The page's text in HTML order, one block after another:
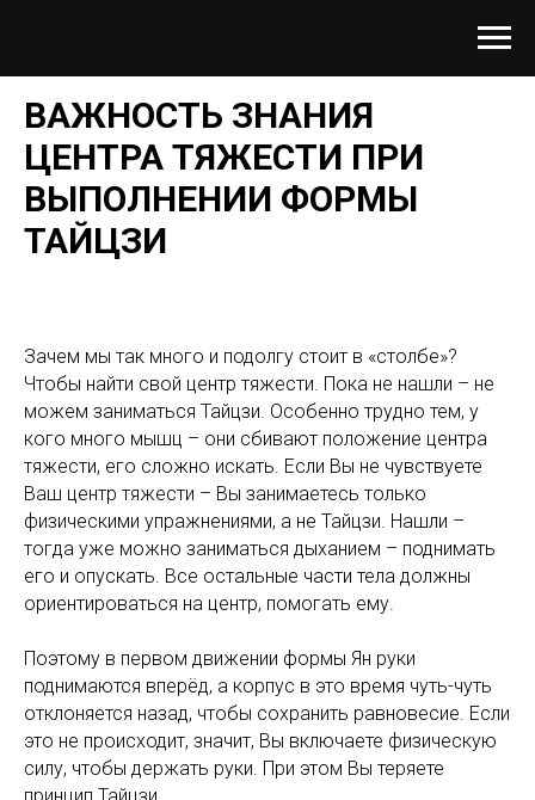
ВАЖНОСТЬ ЗНАНИЯ
ЦЕНТРА ТЯЖЕСТИ ПРИ
ВЫПОЛНЕНИИ ФОРМЫ
ТАЙЦЗИ
Зачем мы так много и подолгу стоит в «столбе»?
Чтобы найти свой центр тяжести. Пока не нашли – не
можем заниматься Тайцзи. Особенно трудно тем, у
кого много мышц – они сбивают положение центра
тяжести, его сложно искать. Если Вы не чувствуете
Ваш центр тяжести – Вы занимаетесь только
физическими упражнениями, а не Тайцзи. Нашли –
тогда уже можно заниматься дыханием – поднимать
его и опускать. Все остальные части тела должны
ориентироваться на центр, помогать ему.
Поэтому в первом движении формы Ян руки
поднимаются вперёд, а корпус в это время чуть-чуть
отклоняется назад, чтобы сохранить равновесие. Если
это не происходит, значит, Вы включаете физическую
силу, чтобы держать руки. При этом Вы теряете